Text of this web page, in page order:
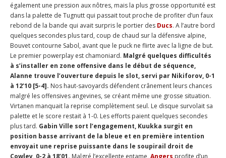
également une pression aux nôtres, mais la plus grosse opportunité est
dans la palette de Tugnutt qui passait tout proche de profiter d’un faux
rebond de la bande qui avait surpris le portier des Ducs. A l’autre bord
quelques secondes plus tard, coup de chaud sur la défensive alpine,
Bouvet contourne Sabol, avant que le puck ne flirte avec la ligne de but.
Le premier powerplay est chamoniard. Malgré quelques difficultés
à s’installer en zone offensive dans le début de séquence,
Alanne trouve l’ouverture depuis le slot, servi par Nikiforov, 0-1
à 12’10 [5-4]. Nos haut-savoyards défendent crânement leurs chances
malgré les offensives angevines, se créant même une grosse situation.
Virtanen manquait la reprise complètement seul. Le disque survolait sa
palette et le score restait à 1-0. Les efforts paient quelques secondes
plus tard. Gabin Ville sort l’engagement, Kuukka surgit en
position basse arrivant de la bleue et en première intention
envoyait une reprise puissante dans le soupirail droit de
Cowley, 0-2 à 18’01. Malgré l’excellente entame, Angers profite d’un